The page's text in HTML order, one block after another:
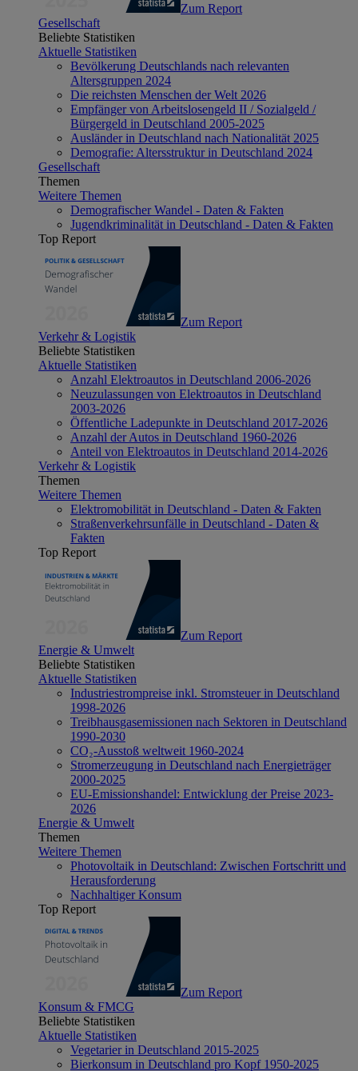
Zum Report
Gesellschaft
Beliebte Statistiken
Aktuelle Statistiken
Bevölkerung Deutschlands nach relevanten
Altersgruppen 2024
Die reichsten Menschen der Welt 2026
Empfänger von Arbeitslosengeld II / Sozialgeld /
Bürgergeld in Deutschland 2005-2025
Ausländer in Deutschland nach Nationalität 2025
Demografie: Altersstruktur in Deutschland 2024
Gesellschaft
Themen
Weitere Themen
Demografischer Wandel - Daten & Fakten
Jugendkriminalität in Deutschland - Daten & Fakten
Top Report
Zum Report
Verkehr & Logistik
Beliebte Statistiken
Aktuelle Statistiken
Anzahl Elektroautos in Deutschland 2006-2026
Neuzulassungen von Elektroautos in Deutschland
2003-2026
Öffentliche Ladepunkte in Deutschland 2017-2026
Anzahl der Autos in Deutschland 1960-2026
Anteil von Elektroautos in Deutschland 2014-2026
Verkehr & Logistik
Themen
Weitere Themen
Elektromobilität in Deutschland - Daten & Fakten
Straßenverkehrsunfälle in Deutschland - Daten &
Fakten
Top Report
Zum Report
Energie & Umwelt
Beliebte Statistiken
Aktuelle Statistiken
Industriestrompreise inkl. Stromsteuer in Deutschland
1998-2026
Treibhausgasemissionen nach Sektoren in Deutschland
1990-2030
CO₂-Ausstoß weltweit 1960-2024
Stromerzeugung in Deutschland nach Energieträger
2000-2025
EU-Emissionshandel: Entwicklung der Preise 2023-
2026
Energie & Umwelt
Themen
Weitere Themen
Photovoltaik in Deutschland: Zwischen Fortschritt und
Herausforderung
Nachhaltiger Konsum
Top Report
Zum Report
Konsum & FMCG
Beliebte Statistiken
Aktuelle Statistiken
Vegetarier in Deutschland 2015-2025
Bierkonsum in Deutschland pro Kopf 1950-2025